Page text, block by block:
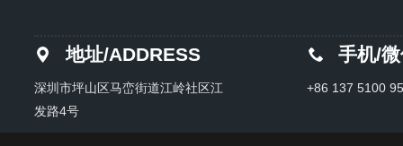
地址/ADDRESS
深圳市坪山区马峦街道江岭社区江
发路4号
手机/
+86 137 5100